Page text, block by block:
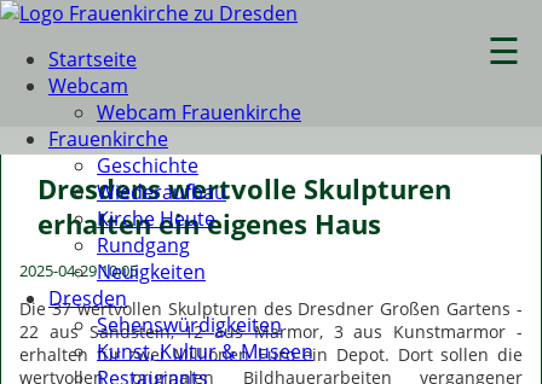
☰
Startseite
Webcam
Webcam Frauenkirche
Frauenkirche
Geschichte
Wiederaufbau
Kirche Heute
Rundgang
Neuigkeiten
Dresden
Sehenswürdigkeiten
Kunst, Kultur & Museen
Restaurants
Dresdens wertvolle Skulpturen
erhalten ein eigenes Haus
2025-04-29 10:05
Die 37 wertvollen Skulpturen des Dresdner Großen Gartens -
22 aus Sandstein, 12 aus Marmor, 3 aus Kunstmarmor -
erhalten für zwei Millionen Euro ein Depot. Dort sollen die
wertvollen originalen Bildhauerarbeiten vergangener